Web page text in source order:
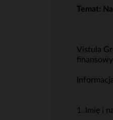
Temat:
Vistula
1. Imię i